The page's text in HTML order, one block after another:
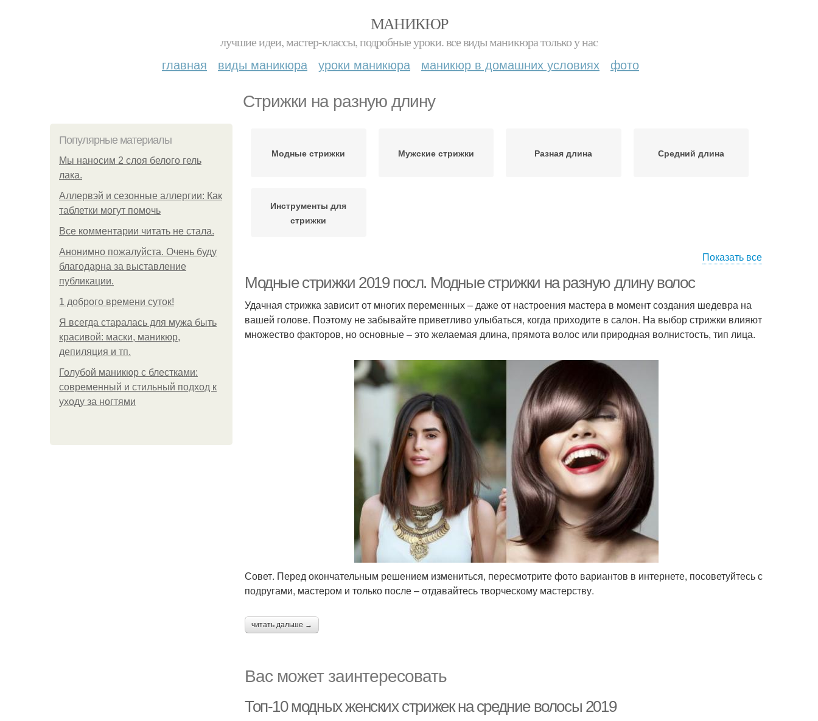
МАНИКЮР
лучшие идеи, мастер-классы, подробные уроки. все виды маникюра только у нас
главная виды маникюра уроки маникюра маникюр в домашних условиях фото
Стрижки на разную длину
Популярные материалы
Мы наносим 2 слоя белого гель
лака.
Аллервэй и сезонные аллергии: Как
таблетки могут помочь
Все комментарии читать не стала.
Анонимно пожалуйста. Очень буду
благодарна за выставление
публикации.
1 доброго времени суток!
Я всегда старалась для мужа быть
красивой: маски, маникюр,
депиляция и тп.
Голубой маникюр с блестками:
современный и стильный подход к
уходу за ногтями
Модные стрижки Мужские стрижки Разная длина Средний длина
Инструменты для
стрижки
Показать все
Модные стрижки 2019 посл. Модные стрижки на разную длину волос
Удачная стрижка зависит от многих переменных – даже от настроения мастера в момент создания шедевра на
вашей голове. Поэтому не забывайте приветливо улыбаться, когда приходите в салон. На выбор стрижки влияют
множество факторов, но основные – это желаемая длина, прямота волос или природная волнистость, тип лица.
Совет. Перед окончательным решением измениться, пересмотрите фото вариантов в интернете, посоветуйтесь с
подругами, мастером и только после – отдавайтесь творческому мастерству.
читать дальше →
Вас может заинтересовать
Топ-10 модных женских стрижек на средние волосы 2019